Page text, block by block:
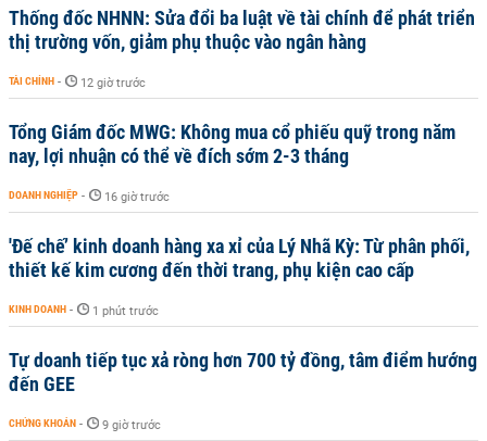
Thống đốc NHNN: Sửa đổi ba luật về tài chính để phát triển
thị trường vốn, giảm phụ thuộc vào ngân hàng
TÀI CHÍNH - 12 giờ trước
Tổng Giám đốc MWG: Không mua cổ phiếu quỹ trong năm
nay, lợi nhuận có thể về đích sớm 2-3 tháng
DOANH NGHIỆP - 16 giờ trước
'Đế chế’ kinh doanh hàng xa xỉ của Lý Nhã Kỳ: Từ phân phối,
thiết kế kim cương đến thời trang, phụ kiện cao cấp
KINH DOANH - 1 phút trước
Tự doanh tiếp tục xả ròng hơn 700 tỷ đồng, tâm điểm hướng
đến GEE
CHỨNG KHOÁN - 9 giờ trước